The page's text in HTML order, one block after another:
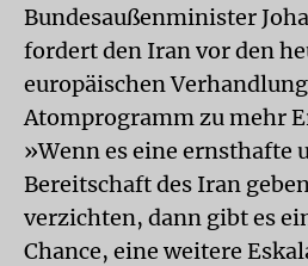
Bundesaußenminister
fordert den Iran vor den
europäischen
Atomprogramm zu mehr
»Wenn es eine ernsthafte
Bereitschaft des Iran
verzichten, dann gibt es
Chance, eine weitere